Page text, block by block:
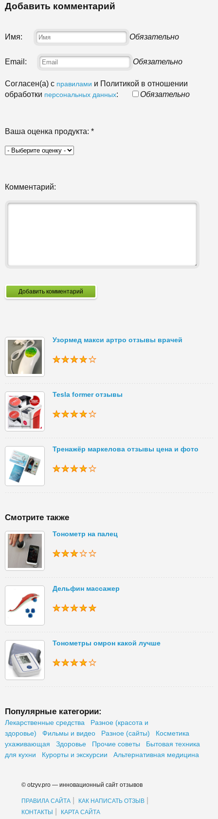
Добавить комментарий
Имя: Обязательно
Email: Обязательно
Согласен(а) с правилами и Политикой в отношении
обработки персональных данных: Обязательно
Ваша оценка продукта: *
Комментарий:
Добавить комментарий
Узормед макси артро отзывы врачей
Tesla former отзывы
Тренажёр маркелова отзывы цена и фото
Смотрите также
Тонометр на палец
Дельфин массажер
Тонометры омрон какой лучше
Популярные категории:
Лекарственные средства
Разное (красота и
здоровье)
Фильмы и видео Разное (сайты)
Косметика
ухаживающая
Здоровье Прочие советы
Бытовая техника
для кухни
Курорты и экскурсии Альтернативная медицина
© otzyv.pro — инновационный сайт отзывов
ПРАВИЛА САЙТА КАК НАПИСАТЬ ОТЗЫВ
КОНТАКТЫ КАРТА САЙТА